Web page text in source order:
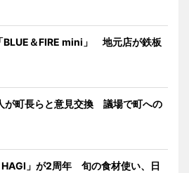
BLUE＆FIRE mini」 地元店が鉄板
が町長らと意見交換 議場で町への
」が2周年 旬の食材使い、日